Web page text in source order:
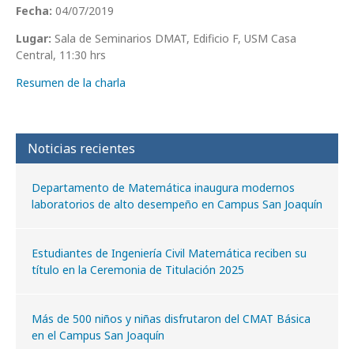
Fecha: 04/07/2019
Lugar: Sala de Seminarios DMAT, Edificio F, USM Casa
Central, 11:30 hrs
Resumen de la charla
Noticias recientes
Departamento de Matemática inaugura modernos
laboratorios de alto desempeño en Campus San Joaquín
Estudiantes de Ingeniería Civil Matemática reciben su
título en la Ceremonia de Titulación 2025
Más de 500 niños y niñas disfrutaron del CMAT Básica
en el Campus San Joaquín